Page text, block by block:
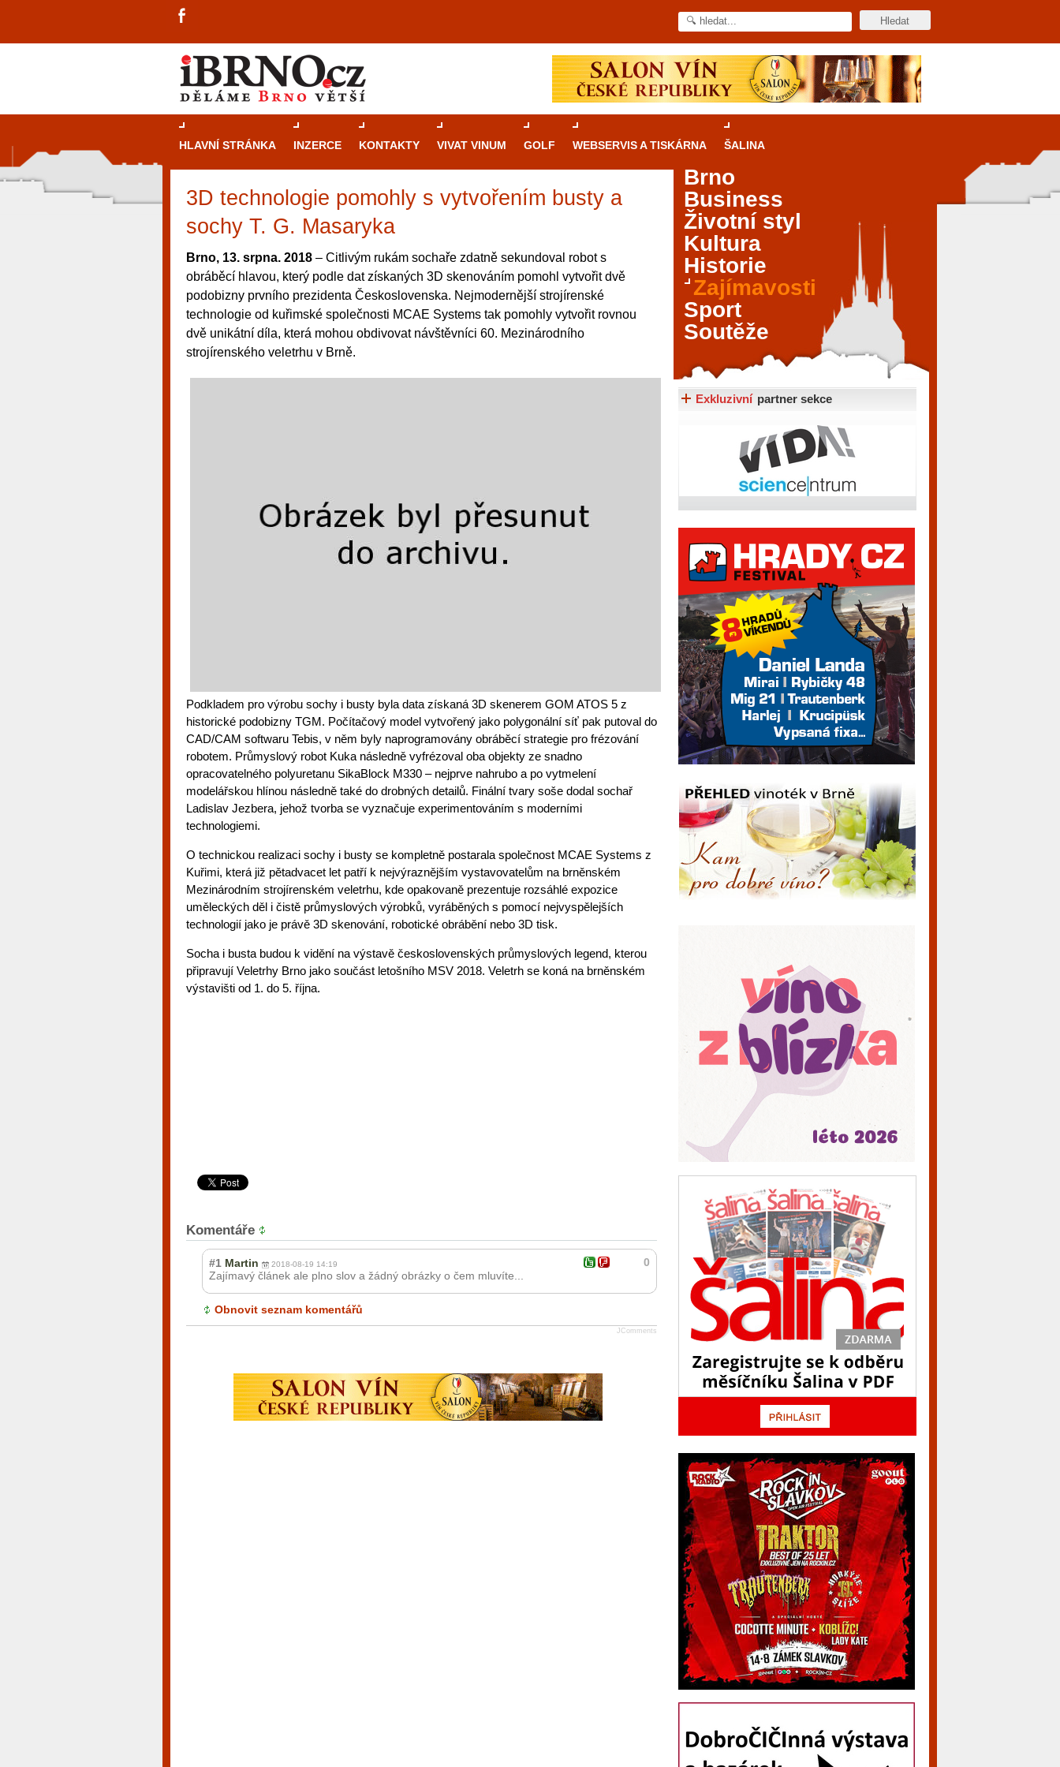
HLAVNÍ STRÁNKA INZERCE KONTAKTY VIVAT VINUM GOLF WEBSERVIS A TISKÁRNA ŠALINA
3D technologie pomohly s vytvořením busty a
sochy T. G. Masaryka
Brno, 13. srpna. 2018 – Citlivým rukám sochaře zdatně sekundoval robot s
obráběcí hlavou, který podle dat získaných 3D skenováním pomohl vytvořit dvě
podobizny prvního prezidenta Československa. Nejmodernější strojírenské
technologie od kuřimské společnosti MCAE Systems tak pomohly vytvořit rovnou
dvě unikátní díla, která mohou obdivovat návštěvníci 60. Mezinárodního
strojírenského veletrhu v Brně.
Podkladem pro výrobu sochy i busty byla data získaná 3D skenerem GOM ATOS 5 z
historické podobizny TGM. Počítačový model vytvořený jako polygonální síť pak putoval do
CAD/CAM softwaru Tebis, v něm byly naprogramovány obráběcí strategie pro frézování
robotem. Průmyslový robot Kuka následně vyfrézoval oba objekty ze snadno
opracovatelného polyuretanu SikaBlock M330 – nejprve nahrubo a po vytmelení
modelářskou hlínou následně také do drobných detailů. Finální tvary soše dodal sochař
Ladislav Jezbera, jehož tvorba se vyznačuje experimentováním s moderními
technologiemi.
O technickou realizaci sochy i busty se kompletně postarala společnost MCAE Systems z
Kuřimi, která již pětadvacet let patří k nejvýraznějším vystavovatelům na brněnském
Mezinárodním strojírenském veletrhu, kde opakovaně prezentuje rozsáhlé expozice
uměleckých děl i čistě průmyslových výrobků, vyráběných s pomocí nejvyspělejších
technologií jako je právě 3D skenování, robotické obrábění nebo 3D tisk.
Socha i busta budou k vidění na výstavě československých průmyslových legend, kterou
připravují Veletrhy Brno jako součást letošního MSV 2018. Veletrh se koná na brněnském
výstavišti od 1. do 5. října.
Komentáře
0
#1 Martin 2018-08-19 14:19
Zajímavý článek ale plno slov a žádný obrázky o čem mluvíte...
Obnovit seznam komentářů
JComments
Průvodcekasinovými hrami v Brně: Od
rulety po video automaty
Brno je městem známým pro zajímavé památky, skvělé
restaurace, divadla a univerzity. Mimo jiné je ale také
místem, kde si můžete legálně a bezpečně vyzkoušet
různé kasinové hry. V neustále kvetoucí moravské
metropoli naleznete širokou nabídku her od klasické
rulety až po moderní automaty jak pro pravidelné
návštěvníky, tak pro příležitostné hráče. V...
Brno
Business
Životní styl
Kultura
Historie
Zajímavosti
Sport
Soutěže
Exkluzivní partner sekce